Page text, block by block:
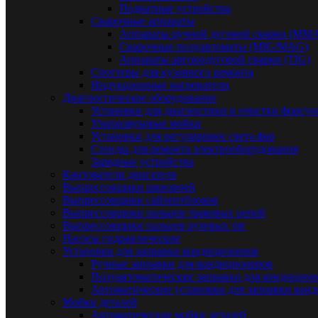
Подкатные устройства
Сварочные аппараты
Аппараты ручной дуговой сварки
Сварочные полуавтоматы (MIG/MAG)
Аппараты аргонодуговой сварки (TIG)
Споттеры для кузовного ремонта
Индукционные нагреватели
Диагностическое оборудование
Установки для диагностики и очистки
Ультразвуковые мойки
Установки для регулировки света фар
Стенды для ремонта электрооборудования
Зарядные устройства
Кантователи двигателя
Выпрессовщики шкворней
Выпрессовщики сайлентблоков
Выпрессовщики пальцев траковых цепей
Выпрессовщики пальцев рулевых тяг
Насосы гидравлические
Установки для заправки кондиционеров
Ручные заправки для кондиционеров
Полуавтоматические заправки для
Автоматические установки для заправки
Мойки деталей
Автоматические мойки деталей